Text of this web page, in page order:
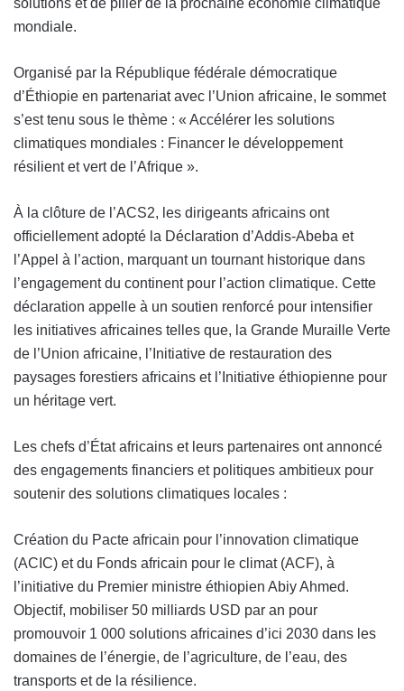
mondiale.
Organisé par la République fédérale démocratique
d’Éthiopie en partenariat avec l’Union africaine, le sommet
s’est tenu sous le thème : « Accélérer les solutions
climatiques mondiales : Financer le développement
résilient et vert de l’Afrique ».
À la clôture de l’ACS2, les dirigeants africains ont
officiellement adopté la Déclaration d’Addis-Abeba et
l’Appel à l’action, marquant un tournant historique dans
l’engagement du continent pour l’action climatique. Cette
déclaration appelle à un soutien renforcé pour intensifier
les initiatives africaines telles que, la Grande Muraille Verte
de l’Union africaine, l’Initiative de restauration des
paysages forestiers africains et l’Initiative éthiopienne pour
un héritage vert.
Les chefs d’État africains et leurs partenaires ont annoncé
des engagements financiers et politiques ambitieux pour
soutenir des solutions climatiques locales :
Création du Pacte africain pour l’innovation climatique
(ACIC) et du Fonds africain pour le climat (ACF), à
l’initiative du Premier ministre éthiopien Abiy Ahmed.
Objectif, mobiliser 50 milliards USD par an pour
promouvoir 1 000 solutions africaines d’ici 2030 dans les
domaines de l’énergie, de l’agriculture, de l’eau, des
transports et de la résilience.